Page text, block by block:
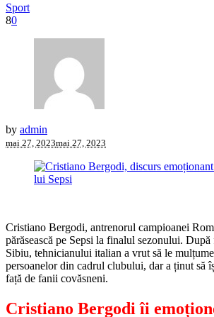
Sport
80
by admin
mai 27, 2023mai 27, 2023
Cristiano Bergodi, antrenorul campioanei
părăsească pe Sepsi la finalul sezonului. După
Sibiu, tehnicianului italian a vrut să le
persoanelor din cadrul clubului, dar a ținut să
față de fanii covăsneni.
Cristiano Bergodi îi